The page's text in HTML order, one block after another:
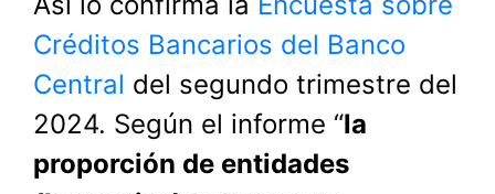
Créditos Bancarios del Banco
Central del segundo trimestre del
2024. Según el informe “la
proporción de entidades